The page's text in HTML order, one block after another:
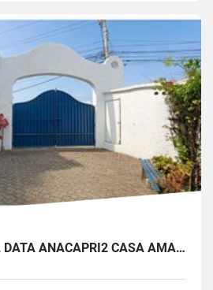
PLAYAS KM 3.5 VIA DATA ANACAPRI2 CASA AMABLADA EN VENTA